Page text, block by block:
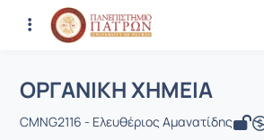
Μάθημα : ΟΡΓΑΝΙΚΗ
Κωδικός : CMNG2116
ΟΡΓΑΝΙΚΗ ΧΗΜΕΙΑ
CMNG2116 - Ελευθέριος Αμανατίδης